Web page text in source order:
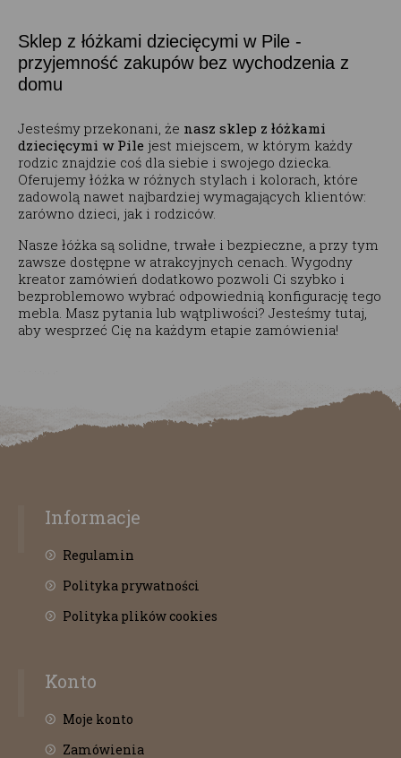
Sklep z łóżkami dziecięcymi w Pile -
przyjemność zakupów bez wychodzenia z
domu
Jesteśmy przekonani, że nasz sklep z łóżkami
dziecięcymi w Pile jest miejscem, w którym każdy
rodzic znajdzie coś dla siebie i swojego dziecka.
Oferujemy łóżka w różnych stylach i kolorach, które
zadowolą nawet najbardziej wymagających klientów:
zarówno dzieci, jak i rodziców.
Nasze łóżka są solidne, trwałe i bezpieczne, a przy tym
zawsze dostępne w atrakcyjnych cenach. Wygodny
kreator zamówień dodatkowo pozwoli Ci szybko i
bezproblemowo wybrać odpowiednią konfigurację tego
mebla. Masz pytania lub wątpliwości? Jesteśmy tutaj,
aby wesprzeć Cię na każdym etapie zamówienia!
Informacje
Regulamin
Polityka prywatności
Polityka plików cookies
Konto
Moje konto
Zamówienia